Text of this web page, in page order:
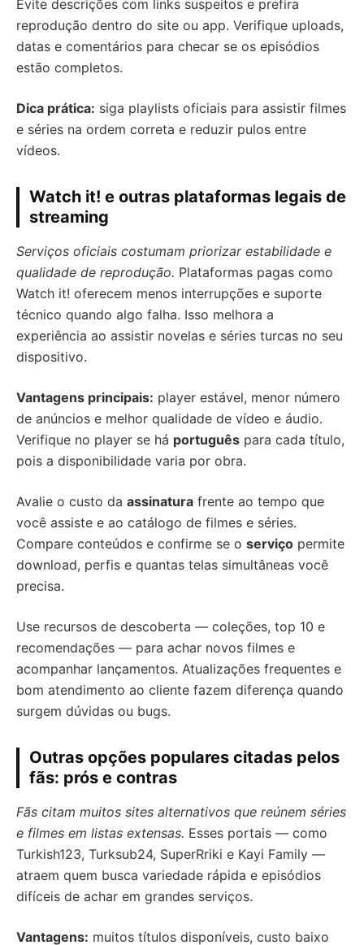
Evite descrições com links suspeitos e prefira
reprodução dentro do site ou app. Verifique uploads,
datas e comentários para checar se os episódios
estão completos.
Dica prática: siga playlists oficiais para assistir filmes
e séries na ordem correta e reduzir pulos entre
vídeos.
Watch it! e outras plataformas legais de
streaming
Serviços oficiais costumam priorizar estabilidade e
qualidade de reprodução. Plataformas pagas como
Watch it! oferecem menos interrupções e suporte
técnico quando algo falha. Isso melhora a
experiência ao assistir novelas e séries turcas no seu
dispositivo.
Vantagens principais: player estável, menor número
de anúncios e melhor qualidade de vídeo e áudio.
Verifique no player se há português para cada título,
pois a disponibilidade varia por obra.
Avalie o custo da assinatura frente ao tempo que
você assiste e ao catálogo de filmes e séries.
Compare conteúdos e confirme se o serviço permite
download, perfis e quantas telas simultâneas você
precisa.
Use recursos de descoberta — coleções, top 10 e
recomendações — para achar novos filmes e
acompanhar lançamentos. Atualizações frequentes e
bom atendimento ao cliente fazem diferença quando
surgem dúvidas ou bugs.
Outras opções populares citadas pelos
fãs: prós e contras
Fãs citam muitos sites alternativos que reúnem séries
e filmes em listas extensas. Esses portais — como
Turkish123, Turksub24, SuperRriki e Kayi Family —
atraem quem busca variedade rápida e episódios
difíceis de achar em grandes serviços.
Vantagens: muitos títulos disponíveis, custo baixo